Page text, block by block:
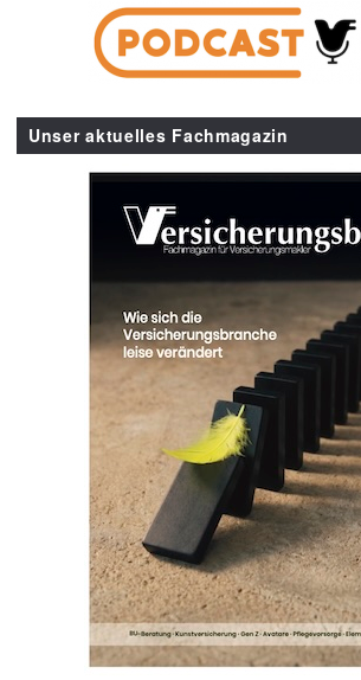
Unser aktuelles Fachmagazin